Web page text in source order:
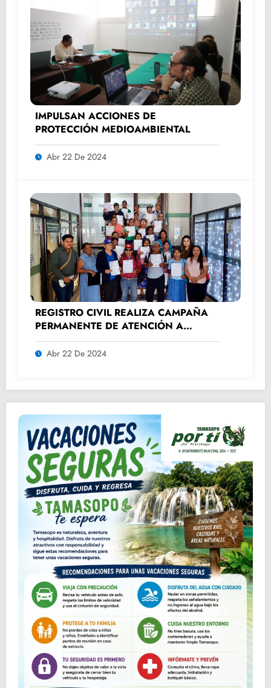
IMPULSAN ACCIONES DE
PROTECCIÓN MEDIOAMBIENTAL
Abr 22 De 2024
REGISTRO CIVIL REALIZA CAMPAÑA
PERMANENTE DE ATENCIÓN A
ADULTOS MAYORES.
Abr 22 De 2024